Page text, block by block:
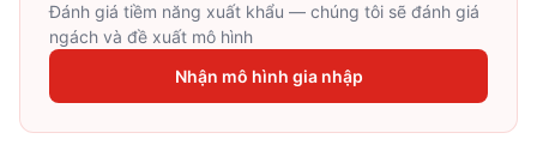
Đánh giá tiềm năng xuất khẩu — chúng tôi sẽ đánh giá
ngách và đề xuất mô hình
Nhận mô hình gia nhập